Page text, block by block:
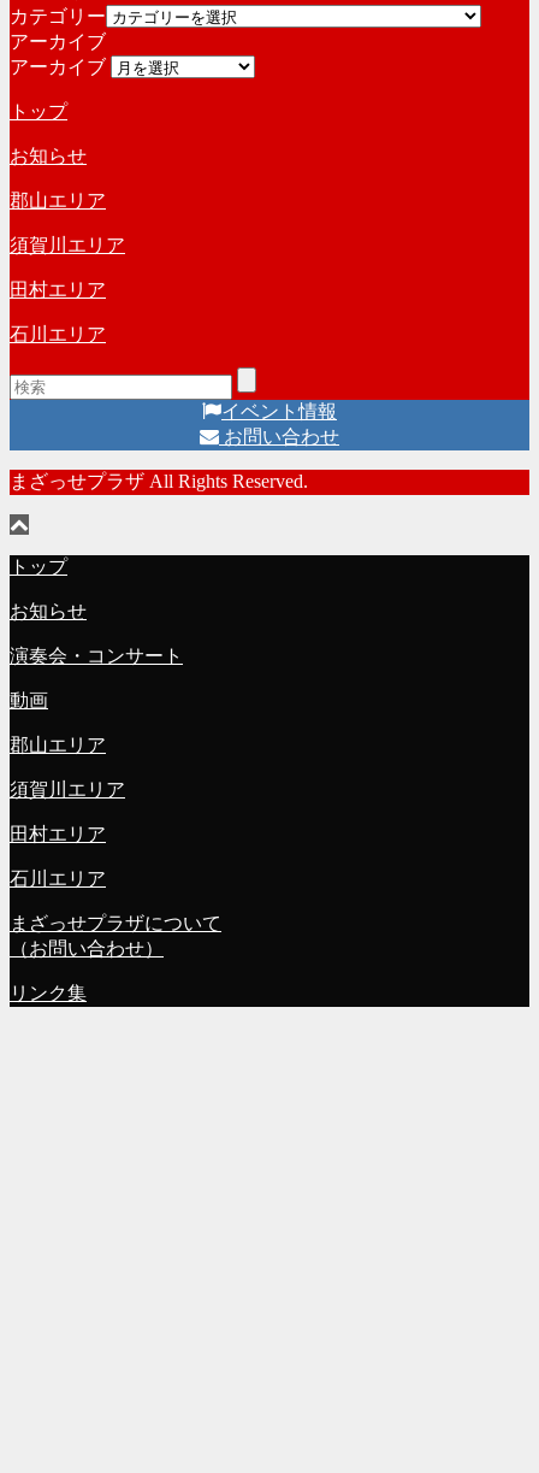
カテゴリー
アーカイブ
アーカイブ
トップ
お知らせ
郡山エリア
須賀川エリア
田村エリア
石川エリア
イベント情報
お問い合わせ
まざっせプラザ All Rights Reserved.
トップ
お知らせ
演奏会・コンサート
動画
郡山エリア
須賀川エリア
田村エリア
石川エリア
まざっせプラザについて
（お問い合わせ）
リンク集